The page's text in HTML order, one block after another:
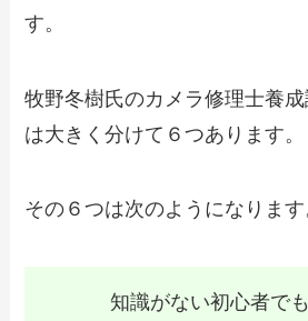
す。
牧野冬樹氏のカメラ修理士養
は大きく分けて６つあります。
その６つは次のようになります
知識がない初心者で